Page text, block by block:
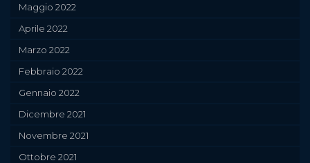
Maggio 2022
Aprile 2022
Marzo 2022
Febbraio 2022
Gennaio 2022
Dicembre 2021
Novembre 2021
Ottobre 2021